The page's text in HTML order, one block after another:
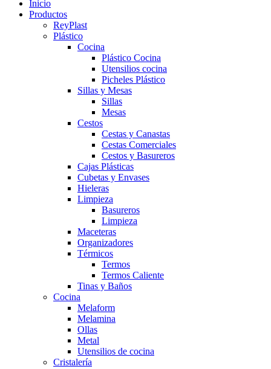
Inicio
Productos
ReyPlast
Plástico
Cocina
Plástico Cocina
Utensilios cocina
Picheles Plástico
Sillas y Mesas
Sillas
Mesas
Cestos
Cestas y Canastas
Cestas Comerciales
Cestos y Basureros
Cajas Plásticas
Cubetas y Envases
Hieleras
Limpieza
Basureros
Limpieza
Maceteras
Organizadores
Térmicos
Termos
Termos Caliente
Tinas y Baños
Cocina
Melaform
Melamina
Ollas
Metal
Utensilios de cocina
Cristalería